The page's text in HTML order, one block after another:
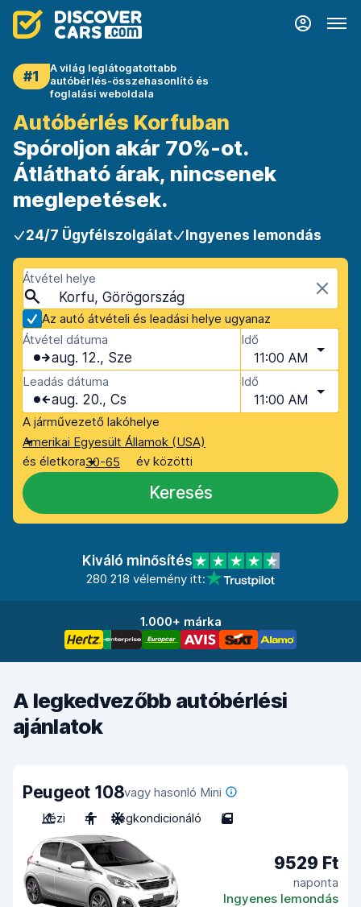
#1
A világ leglátogatottabb
autóbérlés-összehasonlító és
foglalási weboldala
Autóbérlés Korfuban
Spóroljon akár 70%-ot.
Átlátható árak, nincsenek
meglepetések.
24/7 Ügyfélszolgálat Ingyenes lemondás
Átvétel helye
Korfu, Görögország
Az autó átvételi és leadási helye ugyanaz
Átvétel dátuma
aug. 12., Sze
Idő
11:00 AM
Leadás dátuma
aug. 20., Cs
Idő
11:00 AM
A járművezető lakóhelye
Amerikai Egyesült Államok (USA)
és életkora30-65 év közötti
Keresés
Kiváló minősítés
280 218 vélemény itt:
1.000+ márka
A legkedvezőbb autóbérlési
ajánlatok
Peugeot 108vagy hasonló Mini
Kézi
4 Légkondicionáló 5
9529 Ft
naponta
Ingyenes lemondás